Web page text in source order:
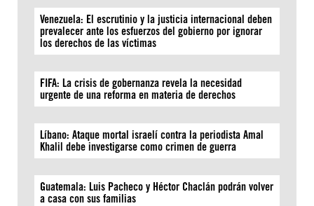
Venezuela: El escrutinio y la justicia internacional deben
prevalecer ante los esfuerzos del gobierno por ignorar
los derechos de las víctimas
FIFA: La crisis de gobernanza revela la necesidad
urgente de una reforma en materia de derechos
Líbano: Ataque mortal israelí contra la periodista Amal
Khalil debe investigarse como crimen de guerra
Guatemala: Luis Pacheco y Héctor Chaclán podrán volver
a casa con sus familias